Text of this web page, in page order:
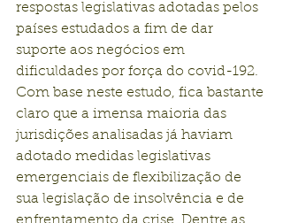
respostas legislativas adotadas pelos
países estudados a fim de dar
suporte aos negócios em
dificuldades por força do covid-192.
Com base neste estudo, fica bastante
claro que a imensa maioria das
jurisdições analisadas já haviam
adotado medidas legislativas
emergenciais de flexibilização de
sua legislação de insolvência e de